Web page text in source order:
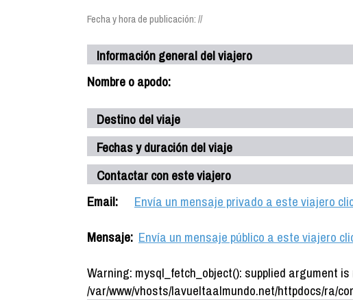
Fecha y hora de publicación: //
Información general del viajero
Nombre o apodo:
Destino del viaje
Fechas y duración del viaje
Contactar con este viajero
Email:
Envía un mensaje privado a este viajero
Mensaje: Envía un mensaje público a este viajero
Warning: mysql_fetch_object(): supplied argument
/var/www/vhosts/lavueltaalmundo.net/httpdocs/ra/